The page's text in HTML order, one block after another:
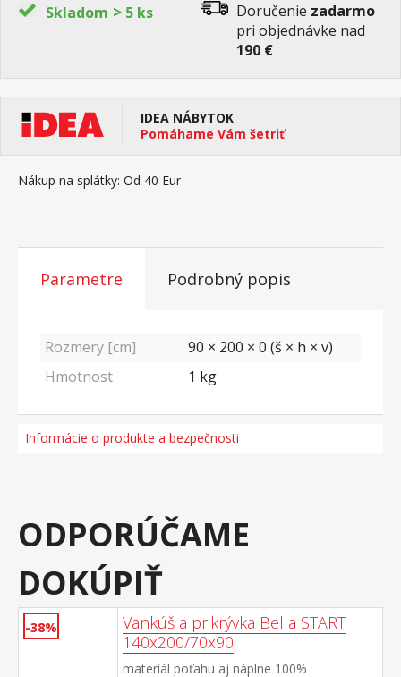
Skladom > 5 ks Doručenie zadarmo
pri objednávke nad
190 €
IDEA NÁBYTOK
Pomáhame Vám šetriť
Nákup na splátky: Od 40 Eur
Parametre Podrobný popis
Rozmery [cm]
90 × 200 × 0 (š × h × v)
Hmotnost
1 kg
Informácie o produkte a bezpečnosti
ODPORÚČAME
DOKÚPIŤ
-38%
Vankúš a prikrývka Bella START
140x200/70x90
materiál poťahu aj náplne 100%